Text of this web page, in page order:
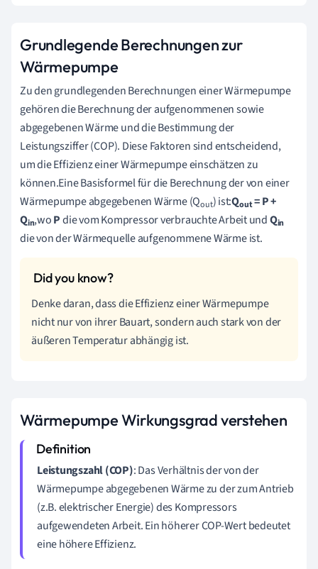
Grundlegende Berechnungen zur
Wärmepumpe
Zu den grundlegenden Berechnungen einer Wärmepumpe
gehören die Berechnung der aufgenommenen sowie
abgegebenen Wärme und die Bestimmung der
Leistungsziffer (COP). Diese Faktoren sind entscheidend,
um die Effizienz einer Wärmepumpe einschätzen zu
können.Eine Basisformel für die Berechnung der von einer
Wärmepumpe abgegebenen Wärme (Qout) ist:Qout= P +
Qin,woPdie vom Kompressor verbrauchte Arbeit undQin
die von der Wärmequelle aufgenommene Wärme ist.
Denke daran, dass die Effizienz einer Wärmepumpe
nicht nur von ihrer Bauart, sondern auch stark von der
äußeren Temperatur abhängig ist.
Wärmepumpe Wirkungsgrad verstehen
Leistungszahl (COP): Das Verhältnis der von der
Wärmepumpe abgegebenen Wärme zu der zum Antrieb
(z.B. elektrischer Energie) des Kompressors
aufgewendeten Arbeit. Ein höherer COP-Wert bedeutet
eine höhere Effizienz.